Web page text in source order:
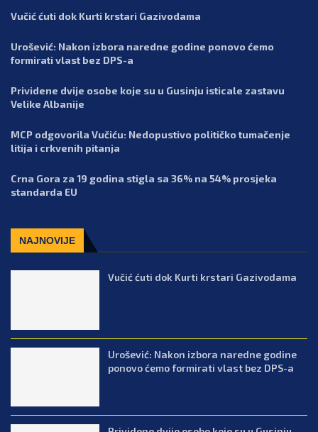
Vučić ćuti dok Kurti krstari Gazivodama
Urošević: Nakon izbora naredne godine ponovo ćemo
formirati vlast bez DPS-a
Prividene dvije osobe koje su u Gusinju isticale zastavu
Velike Albanije
MCP odgovorila Vučiću: Nedopustivo političko tumačenje
litija i crkvenih pitanja
Crna Gora za 19 godina stigla sa 36% na 54% prosjeka
standarda EU
NAJNOVIJE
Vučić ćuti dok Kurti krstari Gazivodama
Urošević: Nakon izbora naredne godine
ponovo ćemo formirati vlast bez DPS-a